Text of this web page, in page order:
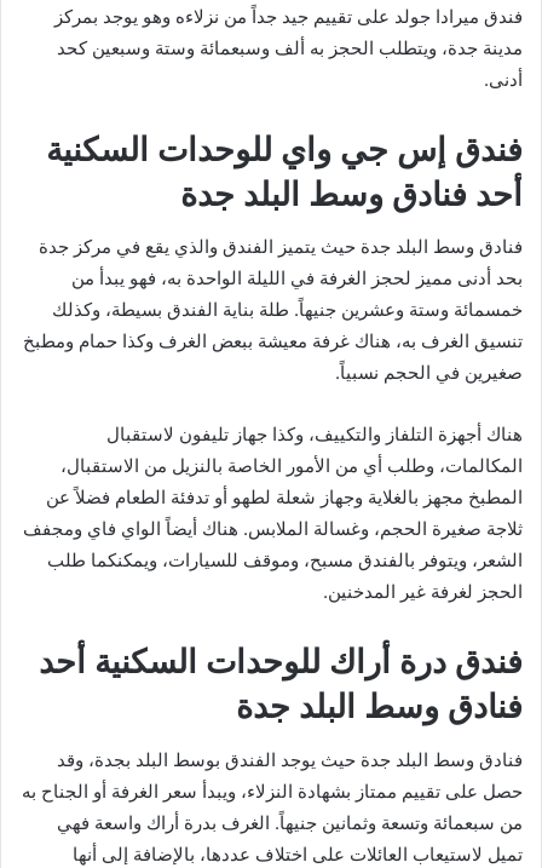
فندق ميرادا جولد على تقييم جيد جداً من نزلاءه وهو يوجد بمركز
مدينة جدة، ويتطلب الحجز به ألف وسبعمائة وستة وسبعين كحد
أدنى.
فندق إس جي واي للوحدات السكنية
أحد فنادق وسط البلد جدة
فنادق وسط البلد جدة حيث يتميز الفندق والذي يقع في مركز جدة
بحد أدنى مميز لحجز الغرفة في الليلة الواحدة به، فهو يبدأ من
خمسمائة وستة وعشرين جنيهاً. طلة بناية الفندق بسيطة، وكذلك
تنسيق الغرف به، هناك غرفة معيشة ببعض الغرف وكذا حمام ومطبخ
صغيرين في الحجم نسبياً.
هناك أجهزة التلفاز والتكييف، وكذا جهاز تليفون لاستقبال
المكالمات، وطلب أي من الأمور الخاصة بالنزيل من الاستقبال،
المطبخ مجهز بالغلاية وجهاز شعلة لطهو أو تدفئة الطعام فضلاً عن
ثلاجة صغيرة الحجم، وغسالة الملابس. هناك أيضاً الواي فاي ومجفف
الشعر، ويتوفر بالفندق مسبح، وموقف للسيارات، ويمكنكما طلب
الحجز لغرفة غير المدخنين.
فندق درة أراك للوحدات السكنية أحد
فنادق وسط البلد جدة
فنادق وسط البلد جدة حيث يوجد الفندق بوسط البلد بجدة، وقد
حصل على تقييم ممتاز بشهادة النزلاء، ويبدأ سعر الغرفة أو الجناح به
من سبعمائة وتسعة وثمانين جنيهاً. الغرف بدرة أراك واسعة فهي
تميل لاستيعاب العائلات على اختلاف عددها، بالإضافة إلى أنها